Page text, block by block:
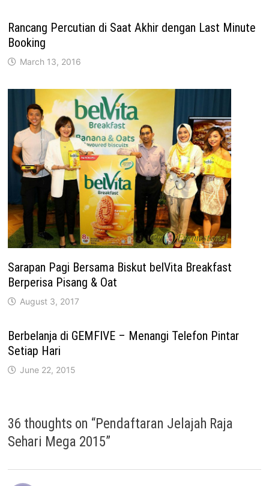
Rancang Percutian di Saat Akhir dengan Last Minute
Booking
March 13, 2016
Sarapan Pagi Bersama Biskut belVita Breakfast
Berperisa Pisang & Oat
August 3, 2017
Berbelanja di GEMFIVE – Menangi Telefon Pintar
Setiap Hari
June 22, 2015
36 thoughts on “Pendaftaran Jelajah Raja
Sehari Mega 2015”